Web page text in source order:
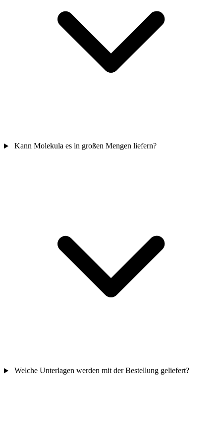
Kann Molekula es in großen Mengen liefern?
Welche Unterlagen werden mit der Bestellung geliefert?